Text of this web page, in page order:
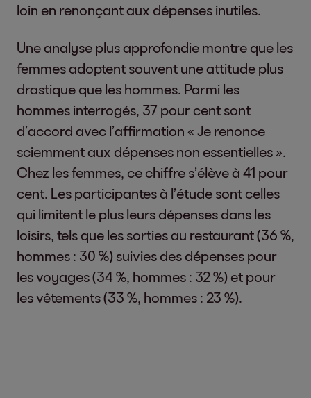
loin en renonçant aux dépenses inutiles.
Une analyse plus approfondie montre que les
femmes adoptent souvent une attitude plus
drastique que les hommes. Parmi les
hommes interrogés, 37 pour cent sont
d’accord avec l’affirmation « Je renonce
sciemment aux dépenses non essentielles ».
Chez les femmes, ce chiffre s’élève à 41 pour
cent. Les participantes à l’étude sont celles
qui limitent le plus leurs dépenses dans les
loisirs, tels que les sorties au restaurant (36 %,
hommes : 30 %) suivies des dépenses pour
les voyages (34 %, hommes : 32 %) et pour
les vêtements (33 %, hommes : 23 %).